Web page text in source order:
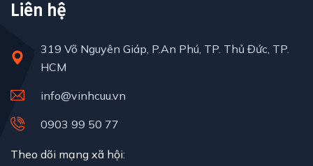
Liên hệ
319 Võ Nguyên Giáp, P.An Phú, TP. Thủ Đức, TP.
HCM
info@vinhcuu.vn
0903 99 50 77
Theo dõi mạng xã hội: